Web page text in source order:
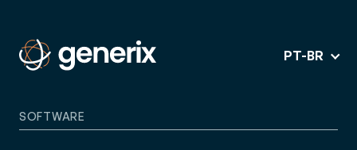
PT-BR
SOFTWARE